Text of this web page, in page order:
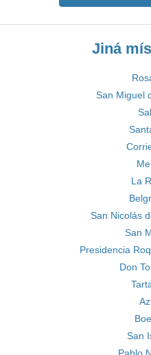
Jiná
San Miguel
La
San Nicolás
San
Presidencia
Don
San